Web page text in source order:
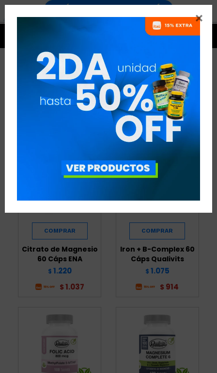

MINERALES
RECOMENDADOS
Citrato de Magnesio
60 Cáps ENA
$ 1.220
$ 1.037
Iron + B-Complex 60
Cáps Qualivits
$ 1.075
$ 914